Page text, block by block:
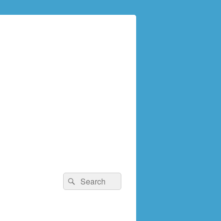
検
索:
検
索